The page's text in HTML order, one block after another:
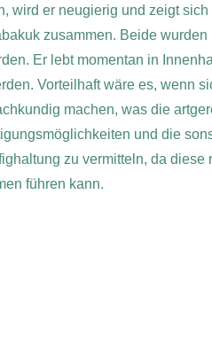
wird er neugierig und zeigt sich
zusammen. Beide wurden
Er lebt momentan in
Vorteilhaft wäre es, wenn
machen, was die
und die
zu vermitteln, da diese
führen kann.